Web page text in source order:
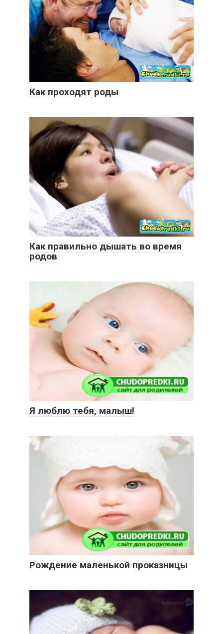
Как проходят роды
Как правильно дышать во время
родов
Я люблю тебя, малыш!
Рождение маленькой проказницы